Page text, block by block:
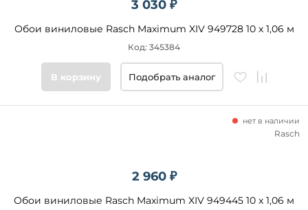
3 030 ₽
Обои виниловые Rasch Maximum XIV 949728 10 x 1,06 м
Код: 345384
В корзину Подобрать аналог
2 960 ₽
Обои виниловые Rasch Maximum XIV 949445 10 x 1,06 м
нет в наличии
Rasch